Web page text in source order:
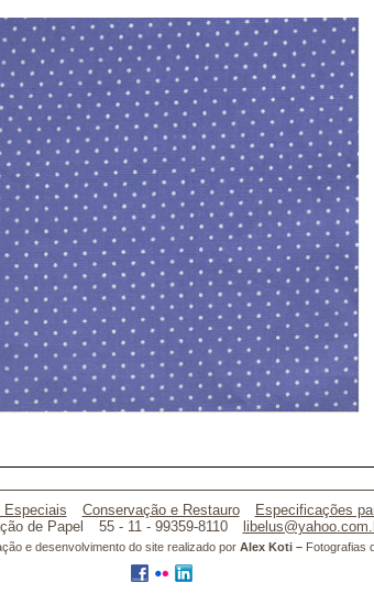
Especiais Conservação e Restauro Especificações
de Papel 55 - 11 - 99359-8110
e desenvolvimento do site realizado por Alex Koti – Fotografias